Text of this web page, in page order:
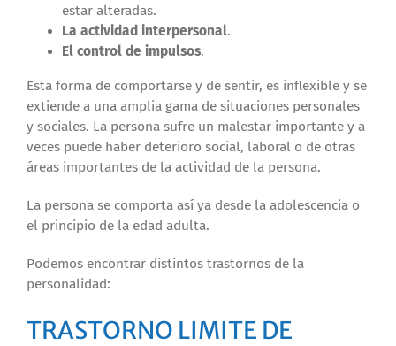
estar alteradas.
La actividad interpersonal.
El control de impulsos.
Esta forma de comportarse y de sentir, es inflexible y se
extiende a una amplia gama de situaciones personales
y sociales. La persona sufre un malestar importante y a
veces puede haber deterioro social, laboral o de otras
áreas importantes de la actividad de la persona.
La persona se comporta así ya desde la adolescencia o
el principio de la edad adulta.
Podemos encontrar distintos trastornos de la
personalidad:
TRASTORNO LIMITE DE